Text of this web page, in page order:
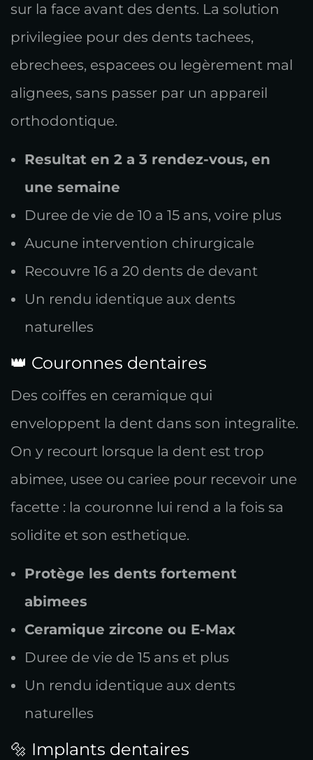
sur la face avant des dents. La solution
privilegiee pour des dents tachees,
ebrechees, espacees ou legèrement mal
alignees, sans passer par un appareil
orthodontique.
Resultat en 2 a 3 rendez-vous, en
une semaine
Duree de vie de 10 a 15 ans, voire plus
Aucune intervention chirurgicale
Recouvre 16 a 20 dents de devant
Un rendu identique aux dents
naturelles
👑 Couronnes dentaires
Des coiffes en ceramique qui
enveloppent la dent dans son integralite.
On y recourt lorsque la dent est trop
abimee, usee ou cariee pour recevoir une
facette : la couronne lui rend a la fois sa
solidite et son esthetique.
Protège les dents fortement
abimees
Ceramique zircone ou E-Max
Duree de vie de 15 ans et plus
Un rendu identique aux dents
naturelles
🔩 Implants dentaires